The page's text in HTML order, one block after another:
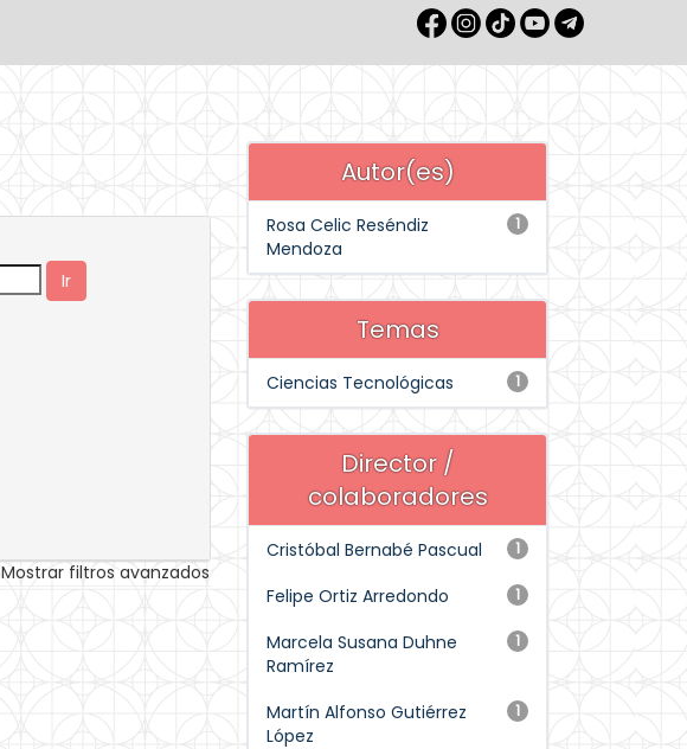
Mostrar filtros avanzados
Autor(es)
1
Rosa Celic Reséndiz
Mendoza
Temas
1
Ciencias Tecnológicas
Director /
colaboradores
1
Cristóbal Bernabé Pascual
1
Felipe Ortiz Arredondo
1
Marcela Susana Duhne
Ramírez
1
Martín Alfonso Gutiérrez
López